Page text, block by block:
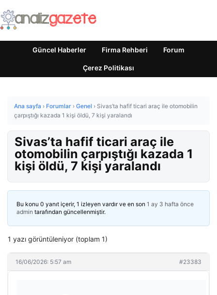
Güncel Haberler Firma Rehberi Forum
Çerez Politikası
Ana sayfa › Forumlar › Genel › Sivas’ta hafif ticari araç ile otomobilin
çarpıştığı kazada 1 kişi öldü, 7 kişi yaralandı
Sivas’ta hafif ticari araç ile
otomobilin çarpıştığı kazada 1
kişi öldü, 7 kişi yaralandı
Bu konu 0 yanıt içerir, 1 izleyen vardır ve en son 1 ay 3 hafta önce
admin tarafından güncellenmiştir.
1 yazı görüntüleniyor (toplam 1)
16/06/2026: 5:57 am #23383